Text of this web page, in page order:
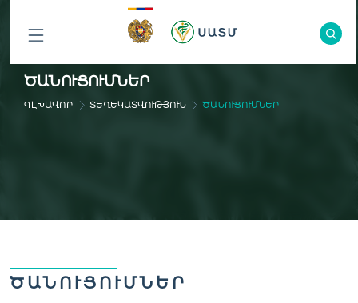
ԲՈԼՈՐ
ԲԱԺԻՆՆԵՐԸ
ԾԱՆՈՒՑՈՒՄՆԵՐ
ԳԼԽԱՎՈՐ ՏԵՂԵԿԱՏՎՈՒԹՅՈՒՆ ԾԱՆՈՒՑՈՒՄՆԵՐ
ԾԱՆՈՒՑՈՒՄՆԵՐ